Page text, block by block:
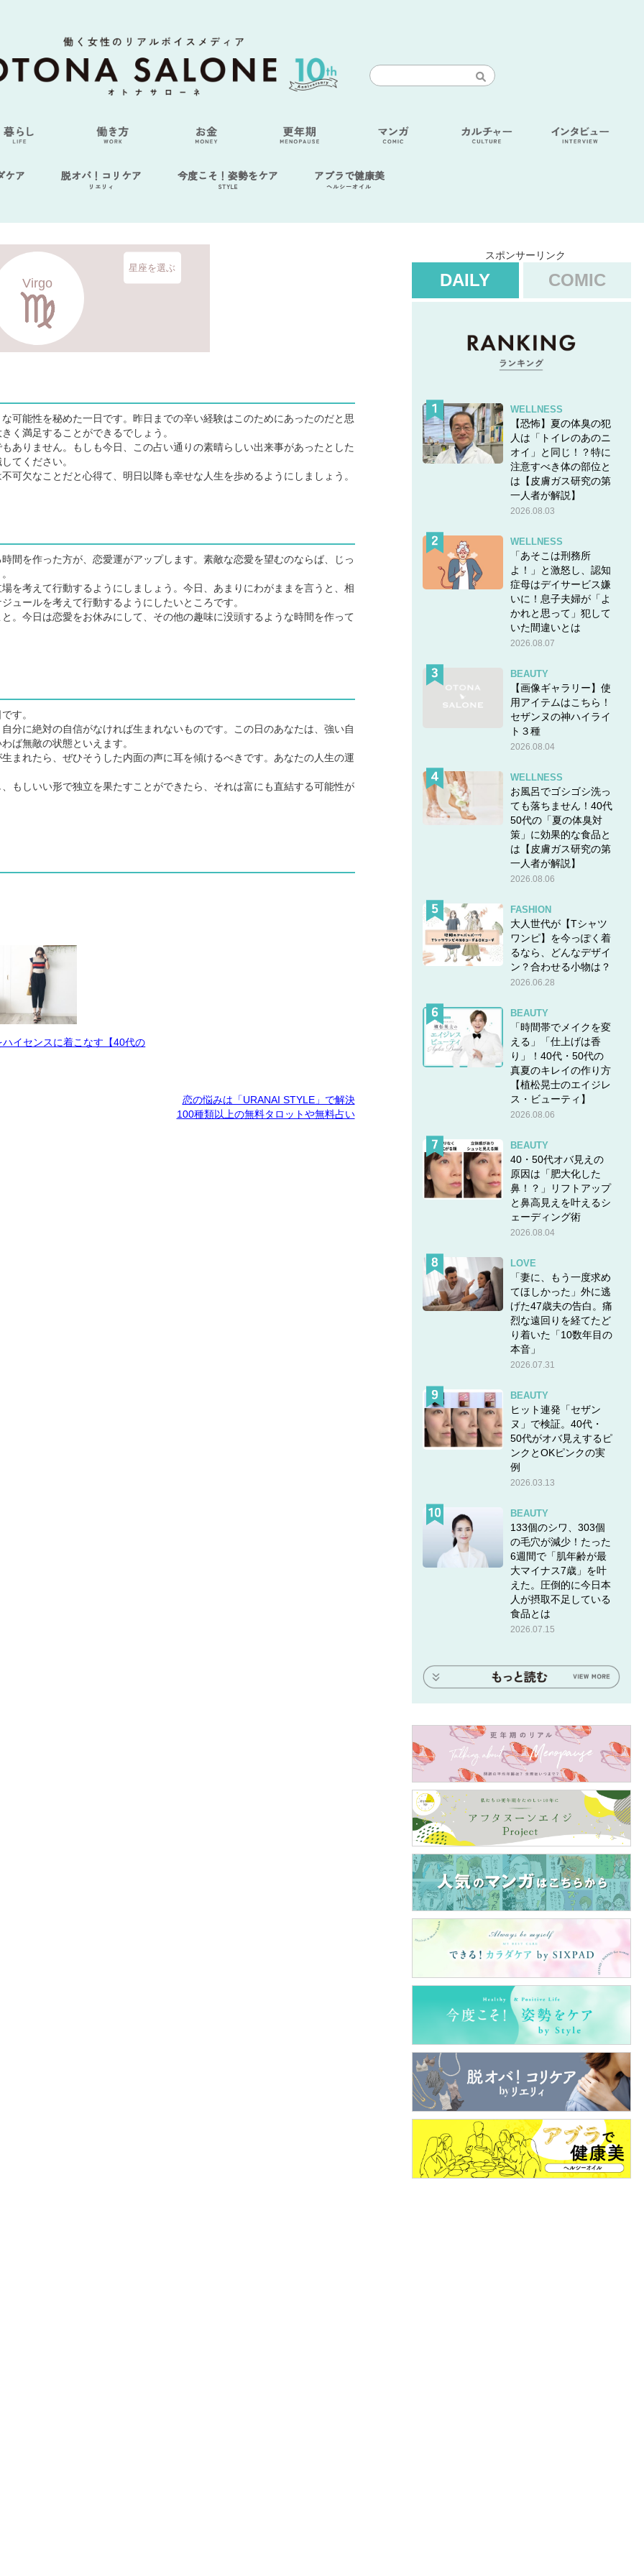
ケア 脱オバ！コリケア
リエリィ
今度こそ！姿勢をケア
STYLE
アブラで健康美
ヘルシーオイル
Virgo
星座を選ぶ
可能性を秘めた一日です。昨日までの辛い経験はこのためにあったのだと思
く満足することができるでしょう。
ありません。もしも今日、この占い通りの素晴らしい出来事があったとした
てください。
欠なことだと心得て、明日以降も幸せな人生を歩めるようにしましょう。
間を作った方が、恋愛運がアップします。素敵な恋愛を望むのならば、じっ
を考えて行動するようにしましょう。今日、あまりにわがままを言うと、相
ュールを考えて行動するようにしたいところです。
。今日は恋愛をお休みにして、その他の趣味に没頭するような時間を作って
す。
分に絶対の自信がなければ生まれないものです。この日のあなたは、強い自
ば無敵の状態といえます。
まれたら、ぜひそうした内面の声に耳を傾けるべきです。あなたの人生の運
もしいい形で独立を果たすことができたら、それは富にも直結する可能性が
イセンスに着こなす【40代の
恋の悩みは「URANAI STYLE」で解決
100種類以上の無料タロットや無料占い
スポンサーリンク
DAILY COMIC
WELLNESS
【恐怖】夏の体臭の犯
人は「トイレのあのニ
オイ」と同じ！？特に
注意すべき体の部位と
は【皮膚ガス研究の第
一人者が解説】
2026.08.03
WELLNESS
「あそこは刑務所
よ！」と激怒し、認知
症母はデイサービス嫌
いに！息子夫婦が「よ
かれと思って」犯して
いた間違いとは
2026.08.07
BEAUTY
【画像ギャラリー】使
用アイテムはこちら！
セザンヌの神ハイライ
ト３種
2026.08.04
WELLNESS
お風呂でゴシゴシ洗っ
ても落ちません！40代
50代の「夏の体臭対
策」に効果的な食品と
は【皮膚ガス研究の第
一人者が解説】
2026.08.06
FASHION
大人世代が【Tシャツ
ワンピ】を今っぽく着
るなら、どんなデザイ
ン？合わせる小物は？
2026.06.28
BEAUTY
「時間帯でメイクを変
える」「仕上げは香
り」！40代・50代の
真夏のキレイの作り方
【植松晃士のエイジレ
ス・ビューティ】
2026.08.06
BEAUTY
40・50代オバ見えの
原因は「肥大化した
鼻！？」リフトアップ
と鼻高見えを叶えるシ
ェーディング術
2026.08.04
LOVE
「妻に、もう一度求め
てほしかった」外に逃
げた47歳夫の告白。痛
烈な遠回りを経てたど
り着いた「10数年目の
本音」
2026.07.31
BEAUTY
ヒット連発「セザン
ヌ」で検証。40代・
50代がオバ見えするピ
ンクとOKピンクの実
例
2026.03.13
BEAUTY
133個のシワ、303個
の毛穴が減少！たった
6週間で「肌年齢が最
大マイナス7歳」を叶
えた。圧倒的に今日本
人が摂取不足している
食品とは
2026.07.15